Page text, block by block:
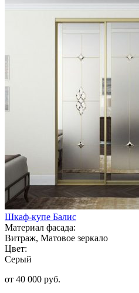
Шкаф-купе Балис
Материал фасада:
Витраж, Матовое зеркало
Цвет:
Серый
от 40 000 руб.